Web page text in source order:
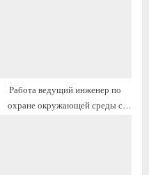
Работа ведущий инженер по
охране окружающей среды с